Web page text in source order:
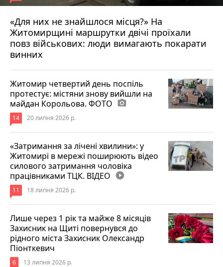
«Для них не знайшлося місця?» На
Житомирщині маршрутки двічі проїхали
повз військових: люди вимагають покарати
винних
17 липня 2026 р.
Житомир четвертий день поспіль
протестує: містяни знову вийшли на
майдан Корольова. ФОТО photo_camera
14 20 липня 2026 р.
«Затримання за лічені хвилини»: у
Житомирі в мережі поширюють відео
силового затримання чоловіка
працівниками ТЦК. ВІДЕО play_circle_filled
11 18 липня 2026 р.
Лише через 1 рік та майже 8 місяців
Захисник на Щиті повернувся до
рідного міста Захисник Олександр
Піонткевич
6 13 липня 2026 р.